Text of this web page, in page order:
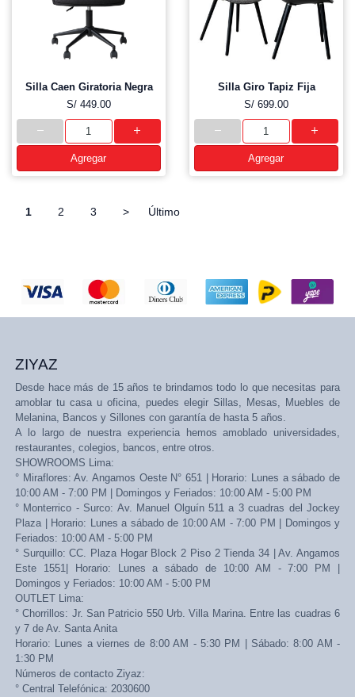
Silla Caen Giratoria Negra
S/ 449.00
Agregar
Silla Giro Tapiz Fija
S/ 699.00
Agregar
1 2 3 > Último
ZIYAZ
Desde hace más de 15 años te brindamos todo lo que necesitas para
amoblar tu casa u oficina, puedes elegir Sillas, Mesas, Muebles de
Melanina, Bancos y Sillones con garantía de hasta 5 años.
A lo largo de nuestra experiencia hemos amoblado universidades,
restaurantes, colegios, bancos, entre otros.
SHOWROOMS Lima:
° Miraflores: Av. Angamos Oeste N° 651 | Horario: Lunes a sábado de
10:00 AM - 7:00 PM | Domingos y Feriados: 10:00 AM - 5:00 PM
° Monterrico - Surco: Av. Manuel Olguín 511 a 3 cuadras del Jockey
Plaza | Horario: Lunes a sábado de 10:00 AM - 7:00 PM | Domingos y
Feriados: 10:00 AM - 5:00 PM
° Surquillo: CC. Plaza Hogar Block 2 Piso 2 Tienda 34 | Av. Angamos
Este 1551| Horario: Lunes a sábado de 10:00 AM - 7:00 PM |
Domingos y Feriados: 10:00 AM - 5:00 PM
OUTLET Lima:
° Chorrillos: Jr. San Patricio 550 Urb. Villa Marina. Entre las cuadras 6
y 7 de Av. Santa Anita
Horario: Lunes a viernes de 8:00 AM - 5:30 PM | Sábado: 8:00 AM -
1:30 PM
Números de contacto Ziyaz:
° Central Telefónica: 2030600